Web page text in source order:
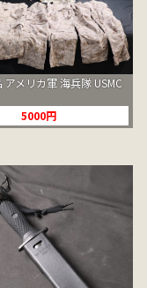
アメリカ軍 海兵隊 USMC
5000円